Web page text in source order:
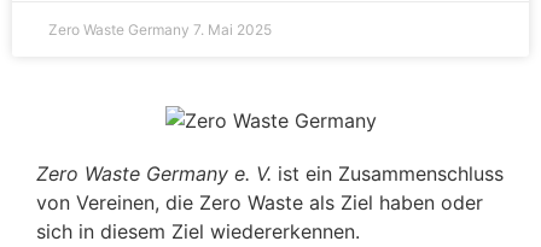
Zero Waste Germany 7. Mai 2025
Zero Waste Germany e. V. ist ein Zusammenschluss
von Vereinen, die Zero Waste als Ziel haben oder
sich in diesem Ziel wiedererkennen.